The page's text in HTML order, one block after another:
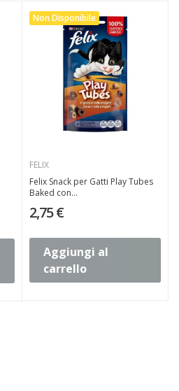
Non Disponibile
FELIX
Felix Snack per Gatti Play Tubes
Baked con...
2,75 €
Aggiungi al
carrello